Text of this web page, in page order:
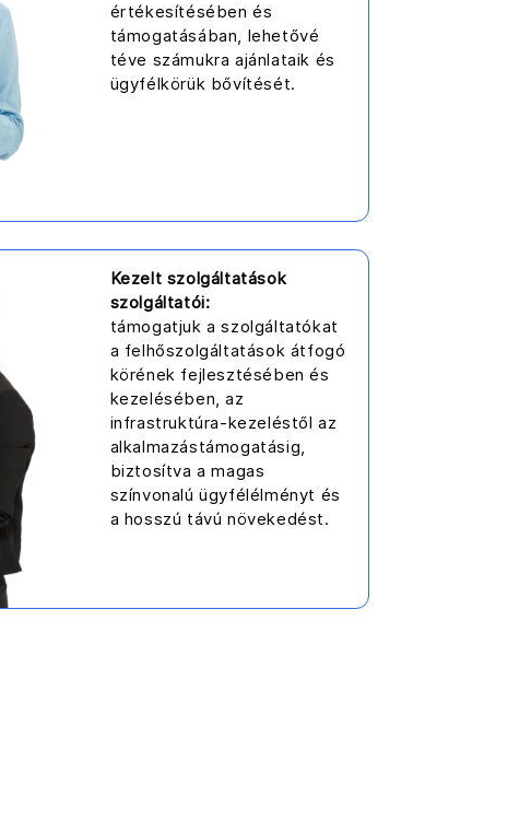
értékesítésében és
támogatásában, lehetővé
téve számukra ajánlataik és
ügyfélkörük bővítését.
Kezelt szolgáltatások
szolgáltatói:
támogatjuk a szolgáltatókat
a felhőszolgáltatások átfogó
körének fejlesztésében és
kezelésében, az
infrastruktúra-kezeléstől az
alkalmazástámogatásig,
biztosítva a magas
színvonalú ügyfélélményt és
a hosszú távú növekedést.